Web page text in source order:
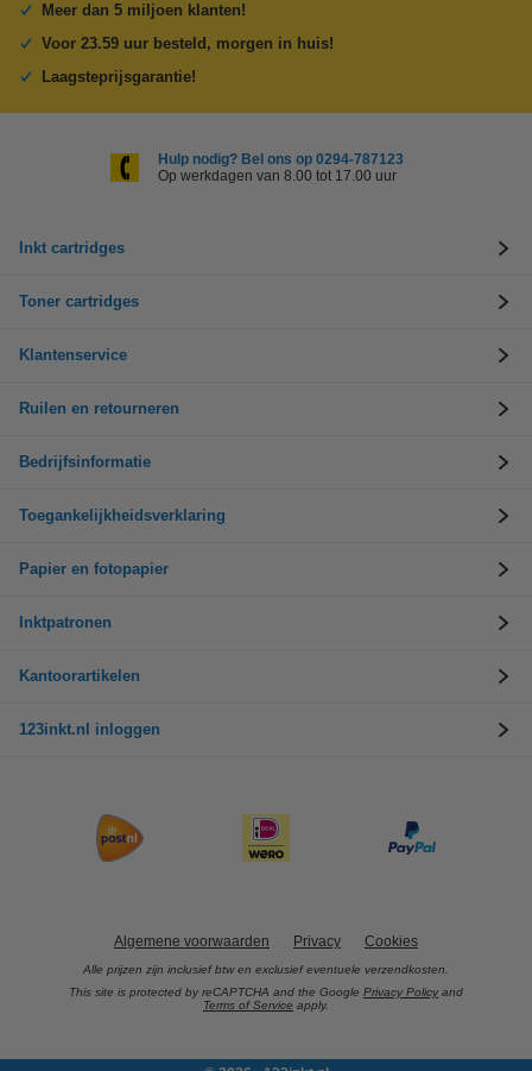
Meer dan 5 miljoen klanten!
Voor 23.59 uur besteld, morgen in huis!
Laagsteprijsgarantie!
Hulp nodig? Bel ons op 0294-787123
Op werkdagen van 8.00 tot 17.00 uur
Inkt cartridges
Toner cartridges
Klantenservice
Ruilen en retourneren
Bedrijfsinformatie
Toegankelijkheidsverklaring
Papier en fotopapier
Inktpatronen
Kantoorartikelen
123inkt.nl inloggen
Algemene voorwaarden Privacy Cookies
Alle prijzen zijn inclusief btw en exclusief eventuele verzendkosten.
This site is protected by reCAPTCHA and the Google Privacy Policy and
Terms of Service apply.